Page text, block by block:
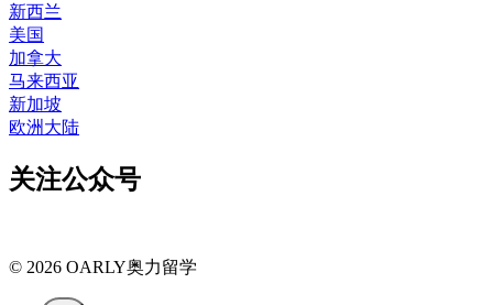
新西兰
美国
加拿大
马来西亚
新加坡
欧洲大陆
关注公众号
© 2026 OARLY奥力留学